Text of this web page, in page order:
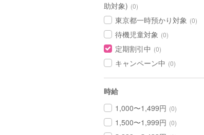
助対象) (0)
東京都一時預かり対象 (0)
待機児童対象 (0)
定期割引中 (0)
キャンペーン中 (0)
時給
1,000〜1,499円 (0)
1,500〜1,999円 (0)